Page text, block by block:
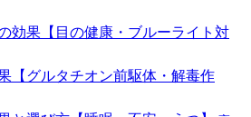
効果【目の健康・ブルーライト対
【グルタチオン前駆体・解毒作